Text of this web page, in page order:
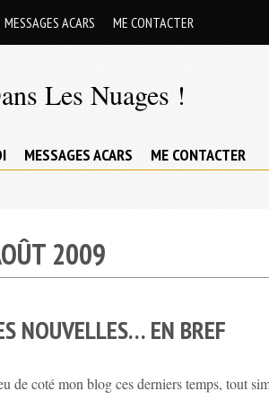
MESSAGES ACARS ME CONTACTER
Les Nuages !
MESSAGES ACARS ME CONTACTER
2009
NOUVELLES… EN BREF
de coté mon blog ces derniers temps, tout